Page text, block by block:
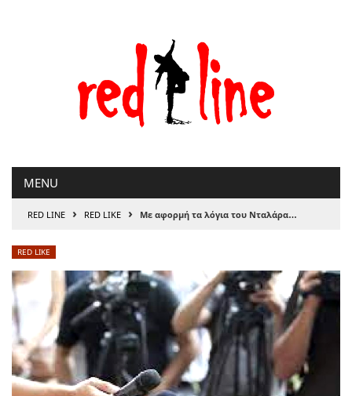
MENU
RED LINE › RED LIKE › Με αφορμή τα λόγια του Νταλάρα…
RED LIKE